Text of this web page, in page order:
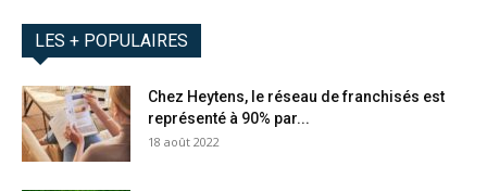
LES + POPULAIRES
Chez Heytens, le réseau de franchisés est
représenté à 90% par...
18 août 2022